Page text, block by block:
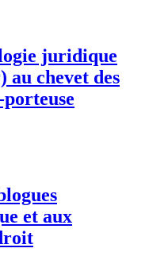
juridique
au chevet des
et aux